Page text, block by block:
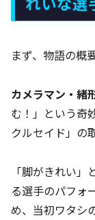
まず、物語の概
カメラマン・緒
む！」という奇
クルセイド」の
「脚がきれい
る選手のパフォ
め、当初ワタシ